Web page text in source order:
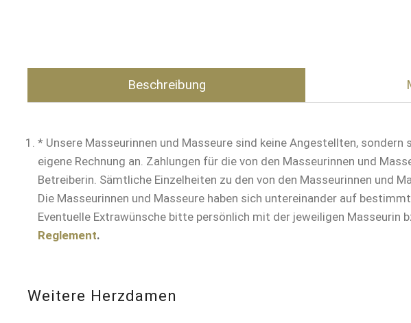
Beschreibung
* Unsere Masseurinnen und Masseure sind keine Angestellten,
eigene Rechnung an. Zahlungen für die von den Masseurinnen und
Betreiberin. Sämtliche Einzelheiten zu den von den Masseurinnen
Die Masseurinnen und Masseure haben sich untereinander auf
Eventuelle Extrawünsche bitte persönlich mit der jeweiligen Masseurin
Reglement.
Weitere Herzdamen